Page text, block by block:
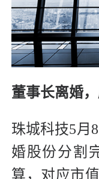
董事长离婚
珠城科技5月
婚股份分割
算，对应市